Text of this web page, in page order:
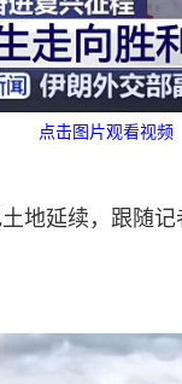
点击图片观看视频
地延续，跟随